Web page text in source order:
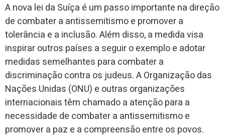
A nova lei da Suíça é um passo importante na direção
de combater a antissemitismo e promover a
tolerância e a inclusão. Além disso, a medida visa
inspirar outros países a seguir o exemplo e adotar
medidas semelhantes para combater a
discriminação contra os judeus. A Organização das
Nações Unidas (ONU) e outras organizações
internacionais têm chamado a atenção para a
necessidade de combater a antissemitismo e
promover a paz e a compreensão entre os povos.